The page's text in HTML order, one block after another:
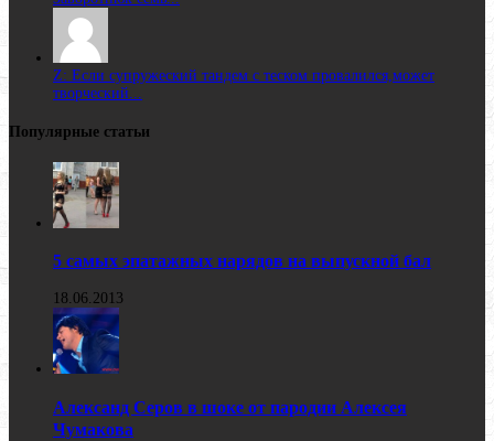
Z: Если супружеский тандем с теском провалился,может
творческий...
Популярные статьи
5 самых эпатажных нарядов на выпускной бал
18.06.2013
Александ Серов в шоке от пародии Алексея
Чумакова